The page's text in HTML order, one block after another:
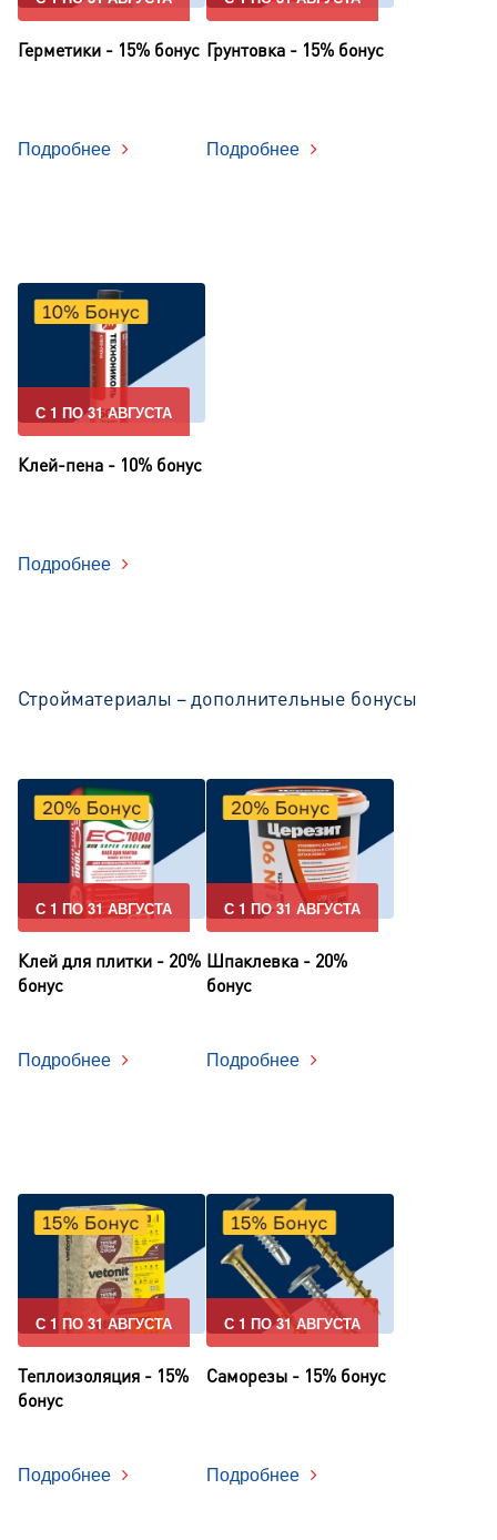
Герметики - 15% бонус
Подробнее
Грунтовка - 15% бонус
Подробнее
С 1 ПО 31 АВГУСТА
Клей-пена - 10% бонус
Подробнее
Стройматериалы – дополнительные бонусы
С 1 ПО 31 АВГУСТА
Клей для плитки - 20%
бонус
Подробнее
С 1 ПО 31 АВГУСТА
Шпаклевка - 20%
бонус
Подробнее
С 1 ПО 31 АВГУСТА
Теплоизоляция - 15%
бонус
Подробнее
С 1 ПО 31 АВГУСТА
Саморезы - 15% бонус
Подробнее